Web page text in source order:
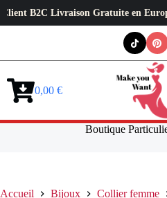
B2C Livraison Gratuite en Europe ✦
Panier0,00 €
Boutique
Accueil Bijoux
Collier femme